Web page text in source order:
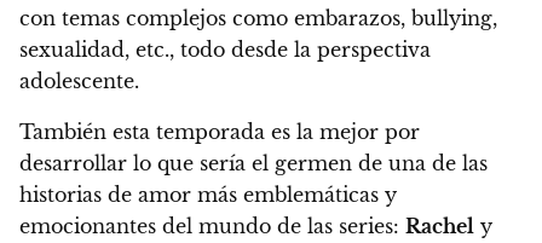
con temas complejos como embarazos, bullying,
sexualidad, etc., todo desde la perspectiva
adolescente.
También esta temporada es la mejor por
desarrollar lo que sería el germen de una de las
historias de amor más emblemáticas y
emocionantes del mundo de las series: Rachel y